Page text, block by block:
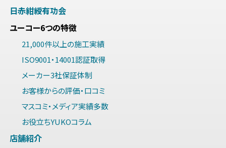
日赤紺綬有功会
ユーコー6つの特徴
21,000件以上の施工実績
ISO9001・14001認証取得
メーカー3社保証体制
お客様からの評価・口コミ
マスコミ・メディア実績多数
お役立ちYUKOコラム
店舗紹介